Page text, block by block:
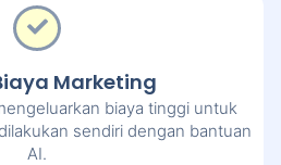
Marketing
biaya tinggi untuk
sendiri dengan bantuan
AI.